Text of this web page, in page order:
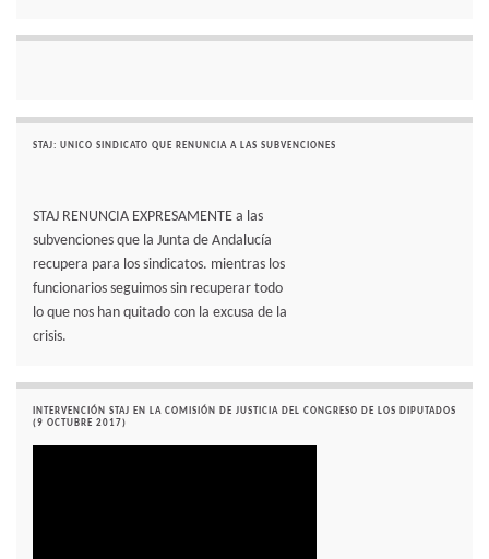
STAJ: UNICO SINDICATO QUE RENUNCIA A LAS SUBVENCIONES
STAJ RENUNCIA EXPRESAMENTE a las
subvenciones que la Junta de Andalucía
recupera para los sindicatos. mientras los
funcionarios seguimos sin recuperar todo
lo que nos han quitado con la excusa de la
crisis.
INTERVENCIÓN STAJ EN LA COMISIÓN DE JUSTICIA DEL CONGRESO DE LOS DIPUTADOS
(9 OCTUBRE 2017)